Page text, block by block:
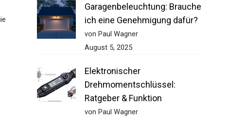
Garagenbeleuchtung: Brauche
ich eine Genehmigung dafür?
von Paul Wagner
August 5, 2025
Elektronischer
Drehmomentschlüssel:
Ratgeber & Funktion
von Paul Wagner